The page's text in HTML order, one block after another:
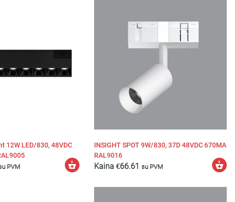
12W LED/830, 48VDC
PVM
Pasirinkti
savybes
INSIGHT SPOT 9W/830, 37D 48VDC 670MA
RAL9016
Kaina €66.61 su PVM